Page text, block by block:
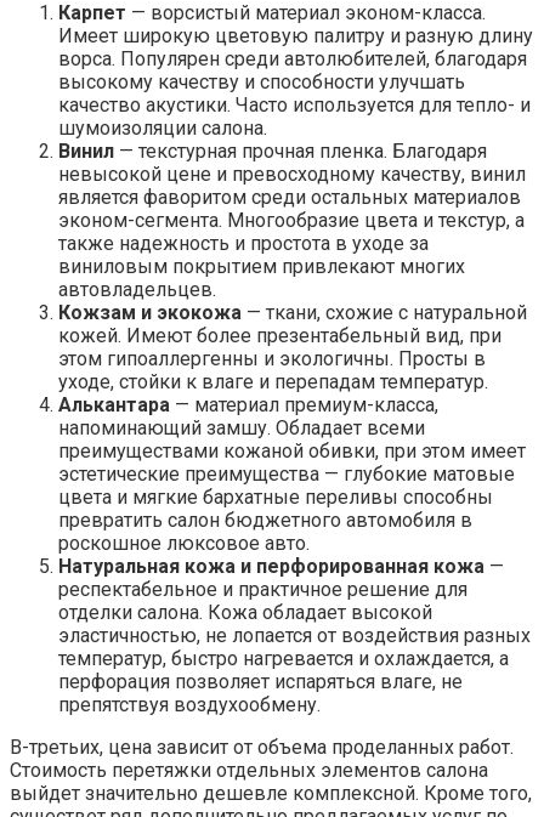
Карпет — ворсистый материал эконом-класса.
Имеет широкую цветовую палитру и разную длину
ворса. Популярен среди автолюбителей, благодаря
высокому качеству и способности улучшать
качество акустики. Часто используется для тепло- и
шумоизоляции салона.
Винил — текстурная прочная пленка. Благодаря
невысокой цене и превосходному качеству, винил
является фаворитом среди остальных материалов
эконом-сегмента. Многообразие цвета и текстур, а
также надежность и простота в уходе за
виниловым покрытием привлекают многих
автовладельцев.
Кожзам и экокожа — ткани, схожие с натуральной
кожей. Имеют более презентабельный вид, при
этом гипоаллергенны и экологичны. Просты в
уходе, стойки к влаге и перепадам температур.
Алькантара — материал премиум-класса,
напоминающий замшу. Обладает всеми
преимуществами кожаной обивки, при этом имеет
эстетические преимущества — глубокие матовые
цвета и мягкие бархатные переливы способны
превратить салон бюджетного автомобиля в
роскошное люксовое авто.
Натуральная кожа и перфорированная кожа —
респектабельное и практичное решение для
отделки салона. Кожа обладает высокой
эластичностью, не лопается от воздействия разных
температур, быстро нагревается и охлаждается, а
перфорация позволяет испаряться влаге, не
препятствуя воздухообмену.
В-третьих, цена зависит от объема проделанных работ.
Стоимость перетяжки отдельных элементов салона
выйдет значительно дешевле комплексной. Кроме того,